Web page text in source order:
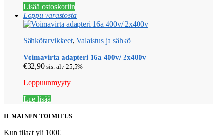
Lisää ostoskoriin
Loppu varastosta
Sähkötarvikkeet, Valaistus ja sähkö
Voimavirta adapteri 16a 400v/ 2x400v
€32,90 sis. alv 25,5%
Loppuunmyyty
Lue lisää
ILMAINEN TOIMITUS
Kun tilaat yli 100€